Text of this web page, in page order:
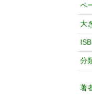
ペ
大
分
著